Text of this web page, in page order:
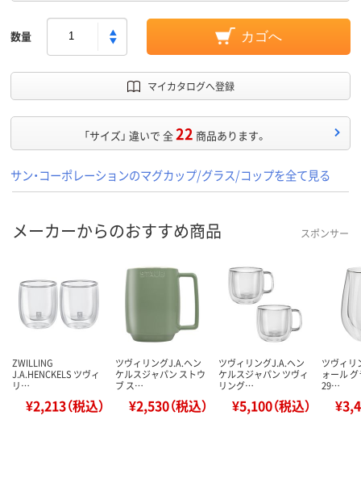
数量 カゴへ
マイカタログへ登録
「サイズ」 違いで 全22 商品あります。
サン・コーポレーションのマグカップ/グラス/コップを全て見る
メーカーからのおすすめ商品 スポンサー
ZWILLING
J.A.HENCKELS ツヴィ
リ…
¥2,213（税込）
ツヴィリングJ.A.ヘン
ケルスジャパン ストウ
ブ ス…
¥2,530（税込）
ツヴィリングJ.A.ヘン
ケルスジャパン ツヴィ
リング…
¥5,100（税込）
ツヴィリ
ォール
29…